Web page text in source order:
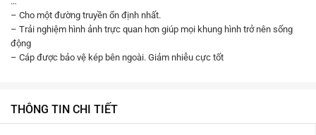
– Cho một đường truyền ổn định nhất.
– Trải nghiệm hình ảnh trực quan hơn giúp mọi khung hình trở nên sống
động
– Cáp được bảo vệ kép bên ngoài. Giảm nhiễu cực tốt
THÔNG TIN CHI TIẾT